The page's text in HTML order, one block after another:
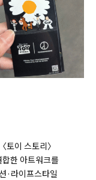
토이 스토리〉
한 아트워크를
·라이프스타일